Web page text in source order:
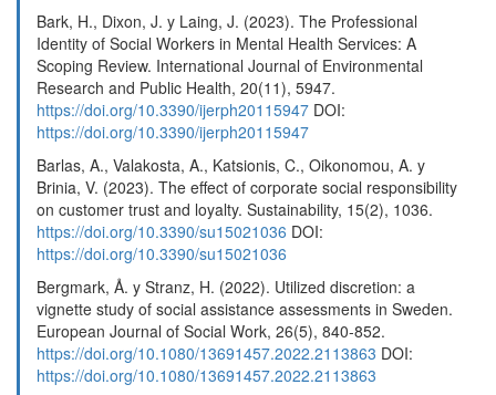
Bark, H., Dixon, J. y Laing, J. (2023). The Professional
Identity of Social Workers in Mental Health Services: A
Scoping Review. International Journal of Environmental
Research and Public Health, 20(11), 5947.
https://doi.org/10.3390/ijerph20115947 DOI:
https://doi.org/10.3390/ijerph20115947
Barlas, A., Valakosta, A., Katsionis, C., Oikonomou, A. y
Brinia, V. (2023). The effect of corporate social responsibility
on customer trust and loyalty. Sustainability, 15(2), 1036.
https://doi.org/10.3390/su15021036 DOI:
https://doi.org/10.3390/su15021036
Bergmark, Å. y Stranz, H. (2022). Utilized discretion: a
vignette study of social assistance assessments in Sweden.
European Journal of Social Work, 26(5), 840-852.
https://doi.org/10.1080/13691457.2022.2113863 DOI:
https://doi.org/10.1080/13691457.2022.2113863